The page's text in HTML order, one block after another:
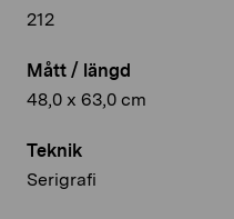
212
Mått / längd
48,0 x 63,0 cm
Teknik
Serigrafi